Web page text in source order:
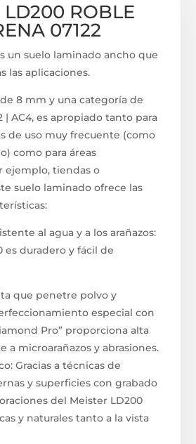
LD200 ROBLE
07122
un suelo laminado ancho que
las aplicaciones.
8 mm y una categoría de
| AC4, es apropiado tanto para
de uso muy frecuente (como
como para áreas
ejemplo, tiendas o
suelo laminado ofrece las
al agua y a los arañazos:
es duradero y fácil de
que penetre polvo y
especial con
Pro” proporciona alta
a microarañazos y abrasiones.
Gracias a técnicas de
y superficies con grabado
del Meister LD200
y naturales tanto a la vista